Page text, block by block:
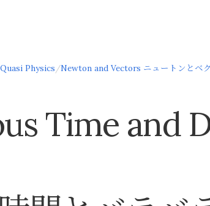
Physics/Newton and Vectors ニュートンとベ
Time and